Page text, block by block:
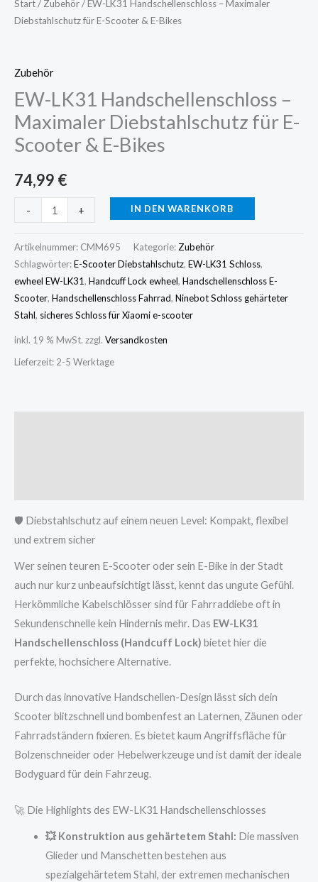
Start/ Zubehör/ EW-LK31 Handschellenschloss – Maximaler
Diebstahlschutz für E-Scooter & E-Bikes
Zubehör
EW-LK31 Handschellenschloss –
Maximaler Diebstahlschutz für E-
Scooter & E-Bikes
74,99 €
-
Bikes
+ IN DEN WARENKORB
Artikelnummer: CMM695 Kategorie:Zubehör
Schlagwörter:E-Scooter Diebstahlschutz, EW-LK31 Schloss,
ewheel EW-LK31, Handcuff Lock ewheel, Handschellenschloss E-
Scooter, Handschellenschloss Fahrrad, Ninebot Schloss gehärteter
Stahl, sicheres Schloss für Xiaomi e-scooter
inkl. 19 % MwSt. zzgl. Versandkosten
Lieferzeit: 2-5 Werktage
🛡️ Diebstahlschutz auf einem neuen Level: Kompakt, flexibel
und extrem sicher
Wer seinen teuren E-Scooter oder sein E-Bike in der Stadt
auch nur kurz unbeaufsichtigt lässt, kennt das ungute Gefühl.
Herkömmliche Kabelschlösser sind für Fahrraddiebe oft in
Sekundenschnelle kein Hindernis mehr. Das EW-LK31
Handschellenschloss (Handcuff Lock) bietet hier die
perfekte, hochsichere Alternative.
Durch das innovative Handschellen-Design lässt sich dein
Scooter blitzschnell und bombenfest an Laternen, Zäunen oder
Fahrradständern fixieren. Es bietet kaum Angriffsfläche für
Bolzenschneider oder Hebelwerkzeuge und ist damit der ideale
Bodyguard für dein Fahrzeug.
🚀 Die Highlights des EW-LK31 Handschellenschlosses
💥 Konstruktion aus gehärtetem Stahl: Die massiven
Glieder und Manschetten bestehen aus
spezialgehärtetem Stahl, der extremen mechanischen